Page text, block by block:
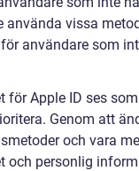
använda vissa
användare som
Apple ID ses
Genom att
och vara
och personlig